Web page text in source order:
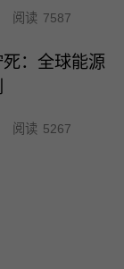
阅读 7587
：全球能源
阅读 5267